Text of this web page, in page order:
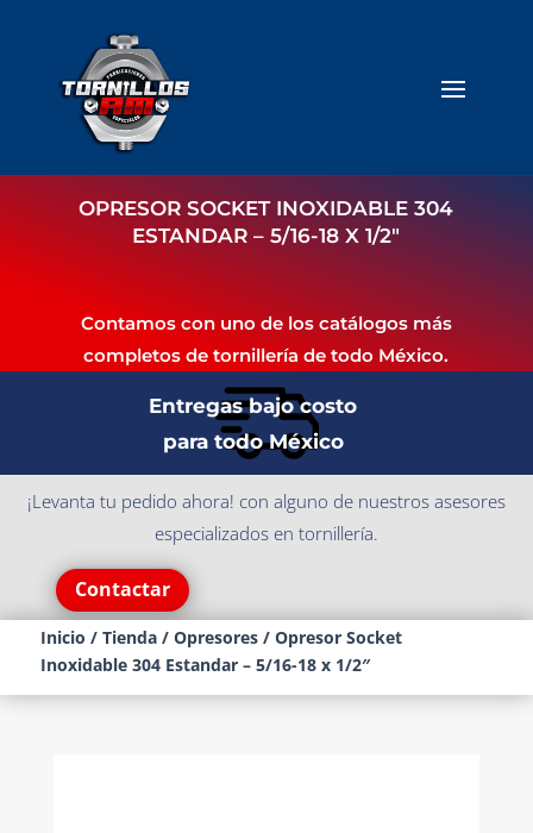
OPRESOR SOCKET INOXIDABLE 304
ESTANDAR – 5/16-18 X 1/2″
Contamos con uno de los catálogos más
completos de tornillería de todo México.
Entregas bajo costo
para todo México
¡Levanta tu pedido ahora! con alguno de nuestros asesores
especializados en tornillería.
Contactar
Inicio / Tienda/ Opresores/ Opresor Socket
Inoxidable 304 Estandar – 5/16-18 x 1/2″